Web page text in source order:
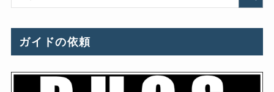
ガイドの依頼